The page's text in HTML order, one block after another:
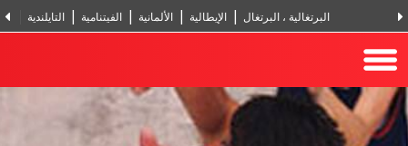
التايلندية الفيتنامية الألمانية الإيطالية البرتغالية ، البرتغال